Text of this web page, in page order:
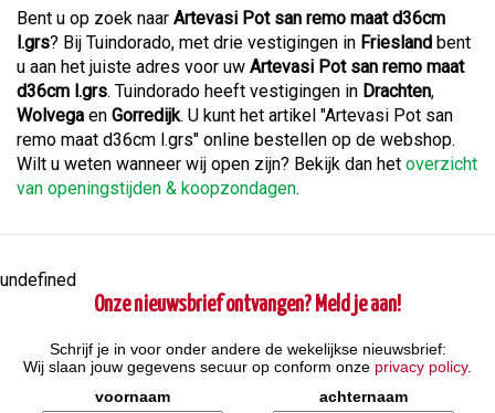
Bent u op zoek naar Artevasi Pot san remo maat d36cm
l.grs? Bij Tuindorado, met drie vestigingen in Friesland bent
u aan het juiste adres voor uw Artevasi Pot san remo maat
d36cm l.grs. Tuindorado heeft vestigingen in Drachten,
Wolvega en Gorredijk. U kunt het artikel "Artevasi Pot san
remo maat d36cm l.grs" online bestellen op de webshop.
Wilt u weten wanneer wij open zijn? Bekijk dan het overzicht
van openingstijden & koopzondagen.
undefined
Onze nieuwsbrief ontvangen? Meld je aan!
Schrijf je in voor onder andere de wekelijkse nieuwsbrief:
Wij slaan jouw gegevens secuur op conform onze privacy policy.
voornaam
achternaam